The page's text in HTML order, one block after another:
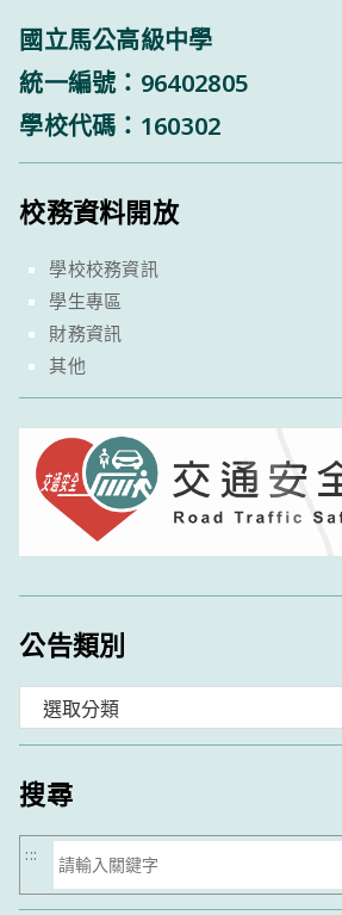
國立馬公高級中學
統一編號：96402805
學校代碼：160302
校務資料開放
學校校務資訊
學生專區
財務資訊
其他
公告類別
類
搜尋
搜
尋
:::